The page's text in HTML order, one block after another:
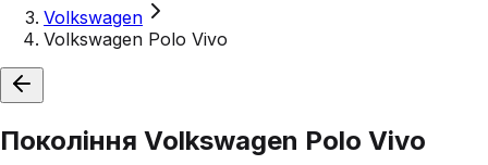
Volkswagen
Volkswagen Polo Vivo
Покоління Volkswagen Polo Vivo